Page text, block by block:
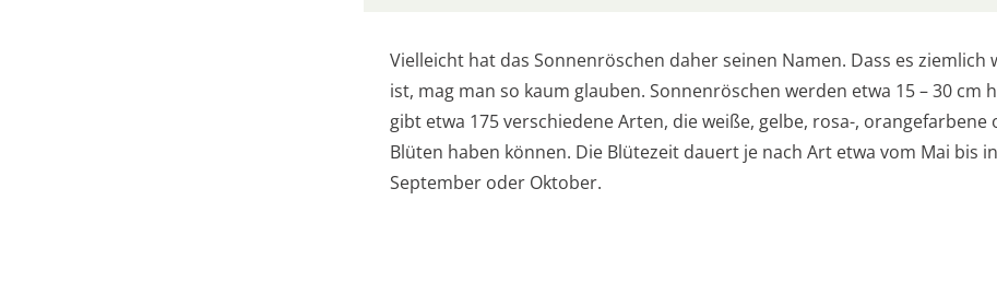
Vielleicht hat das Sonnenröschen daher seinen Namen. Dass es
ist, mag man so kaum glauben. Sonnenröschen werden etwa 15 – 30 cm
gibt etwa 175 verschiedene Arten, die weiße, gelbe, rosa-, orangefarbene
Blüten haben können. Die Blütezeit dauert je nach Art etwa vom Mai bis
September oder Oktober.